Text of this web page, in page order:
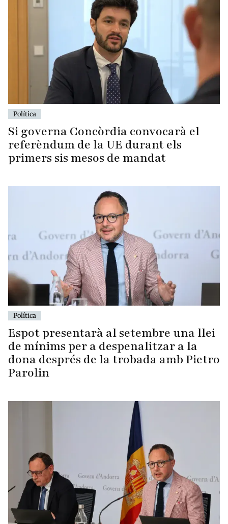
Política
Si governa Concòrdia convocarà el
referèndum de la UE durant els
primers sis mesos de mandat
Política
Espot presentarà al setembre una llei
de mínims per a despenalitzar a la
dona després de la trobada amb Pietro
Parolin